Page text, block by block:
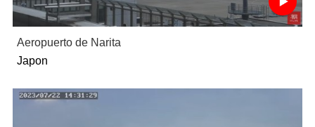
Aeropuerto de Narita
Japon